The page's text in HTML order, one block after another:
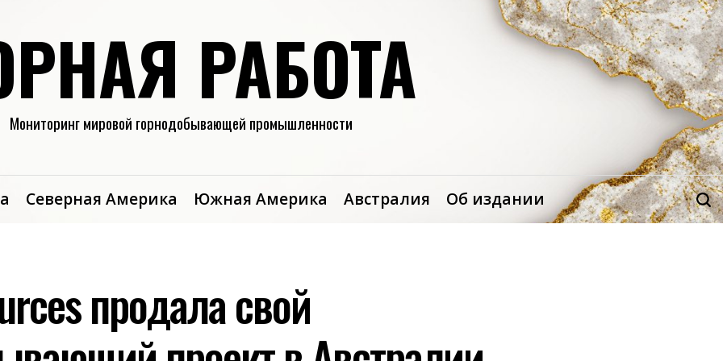
РАБОТА
Мониторинг мировой горнодобывающей промышленности
Северная Америка Южная Америка Австралия Об издании
продала свой